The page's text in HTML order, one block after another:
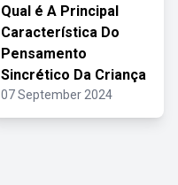
Qual é A Principal
Característica Do
Pensamento
Sincrético Da Criança
07 September 2024